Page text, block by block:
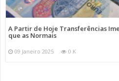
A Partir de Hoje Transferências
que as Normais
09 Janeiro 2025 0 K